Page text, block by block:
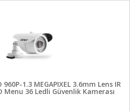
960P-1.3 MEGAPIXEL 3.6mm Lens IR
Menu 36 Ledli Güvenlik Kamerası